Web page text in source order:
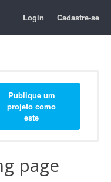
Login Cadastre-se
Publique um
projeto como
este
page